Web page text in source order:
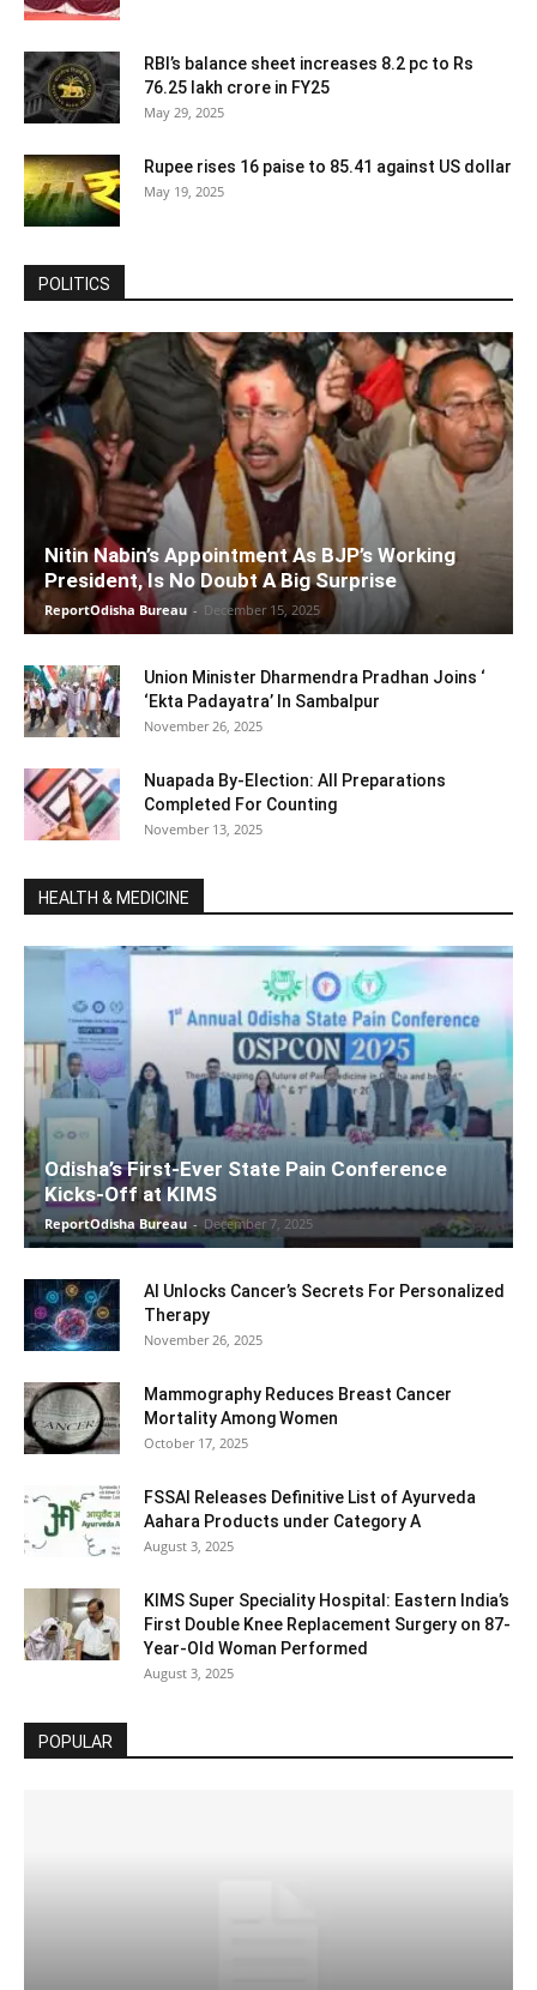
RBI’s balance sheet increases 8.2 pc to Rs
76.25 lakh crore in FY25
May 29, 2025
Rupee rises 16 paise to 85.41 against US dollar
May 19, 2025
POLITICS
Nitin Nabin’s Appointment As BJP’s Working
President, Is No Doubt A Big Surprise
ReportOdisha Bureau - December 15, 2025
Union Minister Dharmendra Pradhan Joins ‘
‘Ekta Padayatra’ In Sambalpur
November 26, 2025
Nuapada By-Election: All Preparations
Completed For Counting
November 13, 2025
HEALTH & MEDICINE
Odisha’s First-Ever State Pain Conference
Kicks-Off at KIMS
ReportOdisha Bureau - December 7, 2025
AI Unlocks Cancer’s Secrets For Personalized
Therapy
November 26, 2025
Mammography Reduces Breast Cancer
Mortality Among Women
October 17, 2025
FSSAI Releases Definitive List of Ayurveda
Aahara Products under Category A
August 3, 2025
KIMS Super Speciality Hospital: Eastern India’s
First Double Knee Replacement Surgery on 87-
Year-Old Woman Performed
August 3, 2025
POPULAR